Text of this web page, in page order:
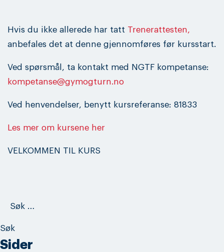
Hvis du ikke allerede har tatt Trenerattesten,
anbefales det at denne gjennomføres før kursstart.
Ved spørsmål, ta kontakt med NGTF kompetanse:
kompetanse@gymogturn.no
Ved henvendelser, benytt kursreferanse: 81833
Les mer om kursene her
VELKOMMEN TIL KURS
etter:
Sider